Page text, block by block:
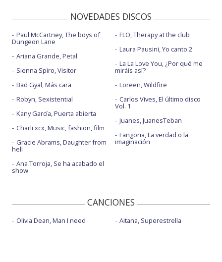
NOVEDADES DISCOS
Paul McCartney, The boys of
Dungeon Lane
Ariana Grande, Petal
Sienna Spiro, Visitor
Bad Gyal, Más cara
Robyn, Sexistential
Kany García, Puerta abierta
Charli xcx, Music, fashion, film
Gracie Abrams, Daughter from
hell
Ana Torroja, Se ha acabado el
show
FLO, Therapy at the club
Laura Pausini, Yo canto 2
La La Love You, ¿Por qué me
miráis así?
Loreen, Wildfire
Carlos Vives, El último disco
Vol. 1
Juanes, JuanesTeban
Fangoria, La verdad o la
imaginación
CANCIONES
Olivia Dean, Man I need Aitana, Superestrella